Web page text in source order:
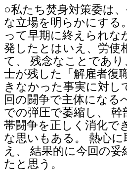
○私たち焚身対策委は
な立場を明らかにする
って早期に終えられな
発したとはいえ、労使
て、 残念なことであ
士が残した「解雇者復
きなかった事実に対し
回の闘争で主体になる
での弾圧で萎縮し、
帯闘争を正しく消化で
な思いもある。 熱心
え、 結果的に今回の
たと思う。